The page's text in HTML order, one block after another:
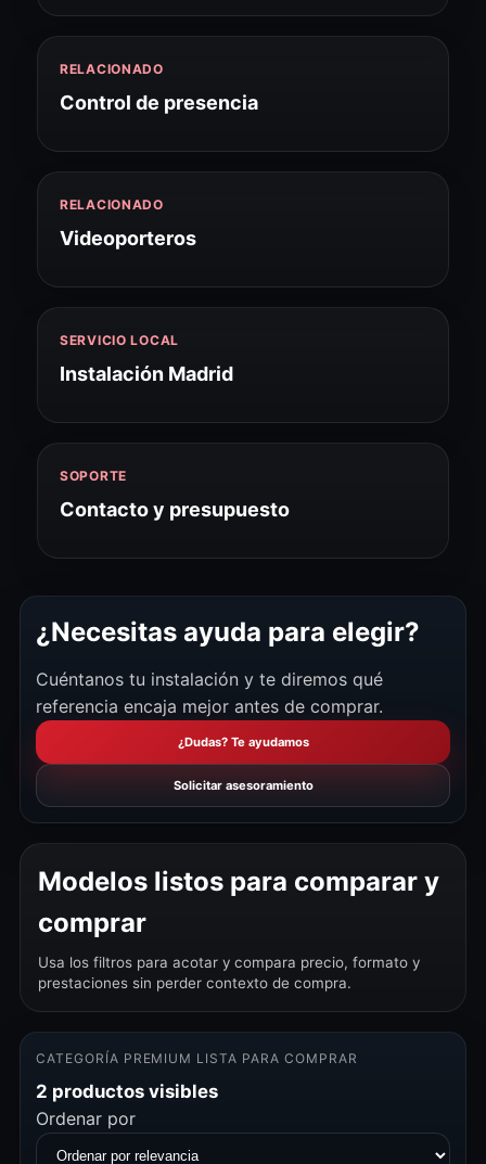
RELACIONADO
Control de presencia
RELACIONADO
Videoporteros
SERVICIO LOCAL
Instalación Madrid
SOPORTE
Contacto y presupuesto
¿Necesitas ayuda para elegir?
Cuéntanos tu instalación y te diremos qué
referencia encaja mejor antes de comprar.
¿Dudas? Te ayudamos
Solicitar asesoramiento
Modelos listos para comparar y
comprar
Usa los filtros para acotar y compara precio, formato y
prestaciones sin perder contexto de compra.
CATEGORÍA PREMIUM LISTA PARA COMPRAR
2 productos visibles
Ordenar por